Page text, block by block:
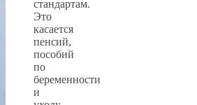
стандартам.
Это
касается
пенсий,
пособий
по
беременности
и